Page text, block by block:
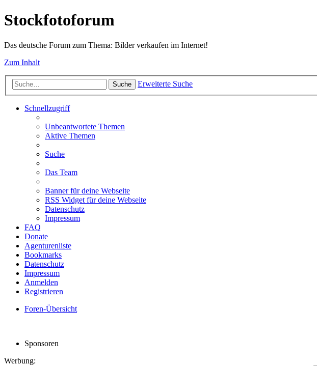
Stockfotoforum
Das deutsche Forum zum Thema: Bilder verkaufen im Internet!
Zum Inhalt
Suche Erweiterte Suche
Schnellzugriff
Unbeantwortete Themen
Aktive Themen
Suche
Das Team
Banner für deine Webseite
RSS Widget für deine Webseite
Datenschutz
Impressum
FAQ
Donate
Agenturenliste
Bookmarks
Datenschutz
Impressum
Anmelden
Registrieren
Foren-Übersicht
Sponsoren
Werbung: